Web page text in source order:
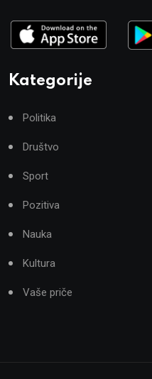
Kategorije
Politika
Društvo
Sport
Pozitiva
Nauka
Kultura
Vaše priče